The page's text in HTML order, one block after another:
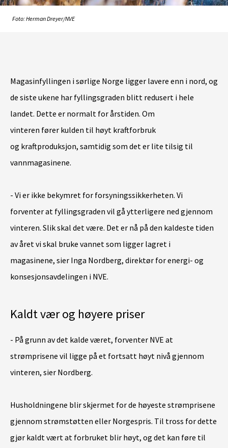
Foto: Herman Dreyer/NVE
Magasinfyllingen i sørlige Norge ligger lavere enn i nord, og
de siste ukene har fyllingsgraden blitt redusert i hele
landet. Dette er normalt for årstiden. Om
vinteren fører kulden til høyt kraftforbruk
og kraftproduksjon, samtidig som det er lite tilsig til
vannmagasinene.
- Vi er ikke bekymret for forsyningssikkerheten. Vi
forventer at fyllingsgraden vil gå ytterligere ned gjennom
vinteren. Slik skal det være. Det er nå på den kaldeste tiden
av året vi skal bruke vannet som ligger lagret i
magasinene, sier Inga Nordberg, direktør for energi- og
konsesjonsavdelingen i NVE.
Kaldt vær og høyere priser
- På grunn av det kalde været, forventer NVE at
strømprisene vil ligge på et fortsatt høyt nivå gjennom
vinteren, sier Nordberg.
Husholdningene blir skjermet for de høyeste strømprisene
gjennom strømstøtten eller Norgespris. Til tross for dette
gjør kaldt vært at forbruket blir høyt, og det kan føre til